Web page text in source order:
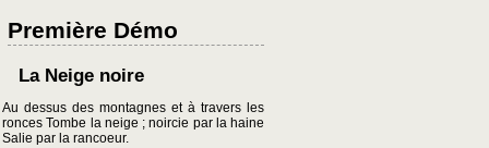
Première Démo
La Neige noire
Au dessus des montagnes et à travers les
ronces Tombe la neige ; noircie par la haine
Salie par la rancoeur.